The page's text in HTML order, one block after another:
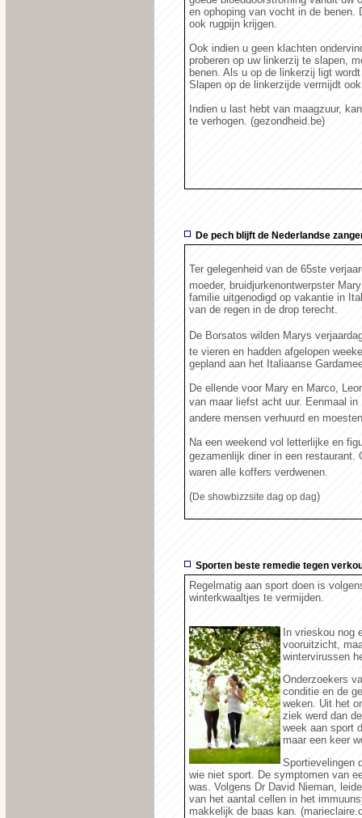
en ophoping van vocht in de benen.
ook rugpijn krijgen.
Ook indien u geen klachten
proberen op uw linkerzij te slapen,
benen. Als u op de linkerzij ligt
Slapen op de linkerzijde vermijdt
Indien u last hebt van maagzuur,
te verhogen. (gezondheid.be)
De pech blijft de Nederlandse
Ter gelegenheid van de 65ste
moeder, bruidjurkenontwerpster
familie uitgenodigd op vakantie in
van de regen in de drop terecht.
De Borsatos wilden Marys
te vieren en hadden afgelopen
gepland aan het Italiaanse
De ellende voor Mary en Marco,
van maar liefst acht uur. Eenmaal in
andere mensen verhuurd en
Na een weekend vol letterlijke en
gezamenlijk diner in een restaurant.
waren alle koffers verdwenen.
(De showbizzsite dag op dag)
Sporten beste remedie tegen
Regelmatig aan sport doen is
winterkwaaltjes te vermijden.
In vrieskou nog
vooruitzicht,
wintervirussen
Onderzoekers
conditie en de
weken. Uit het
ziek werd dan
week aan sport
maar een keer
Sportievelingen
wie niet sport. De symptomen van
was. Volgens Dr David Nieman,
van het aantal cellen in het
makkelijk de baas kan.